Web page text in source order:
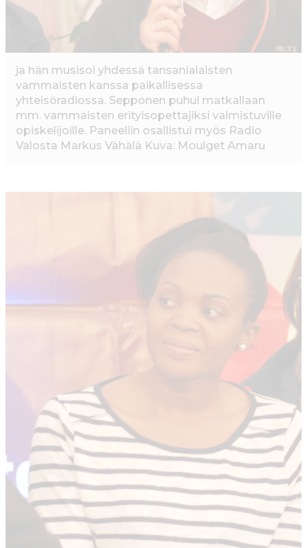
ja hän musisoi yhdessä tansanialaisten
vammaisten kanssa paikallisessa
yhteisöradiossa. Sepponen puhui matkallaan
mm. vammaisten erityisopettajiksi valmistuville
opiskelijoille. Paneeliin osallistui myös Radio
Valosta Markus Vähälä Kuva: Moulget Amaru